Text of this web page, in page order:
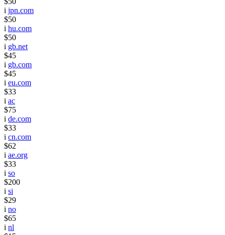
i jpn.com
$50
i hu.com
$50
i gb.net
$45
i gb.com
$45
i eu.com
$33
i ac
$75
i de.com
$33
i cn.com
$62
i ae.org
$33
i so
$200
i si
$29
i no
$65
i nl